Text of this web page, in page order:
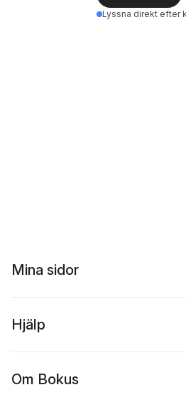
Lyssna direkt efter
Mina sidor
Hjälp
Om Bokus